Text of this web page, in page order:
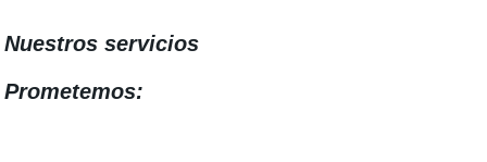
Nuestros servicios
Prometemos: